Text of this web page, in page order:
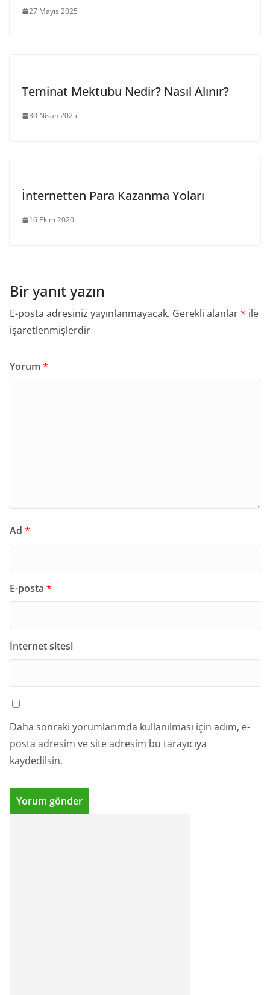
27 Mayıs 2025
Teminat Mektubu Nedir? Nasıl Alınır?
30 Nisan 2025
İnternetten Para Kazanma Yoları
16 Ekim 2020
Bir yanıt yazın
E-posta adresiniz yayınlanmayacak. Gerekli alanlar* ile
işaretlenmişlerdir
Yorum *
Ad *
E-posta *
İnternet sitesi
Daha sonraki yorumlarımda kullanılması için adım, e-
posta adresim ve site adresim bu tarayıcıya
kaydedilsin.